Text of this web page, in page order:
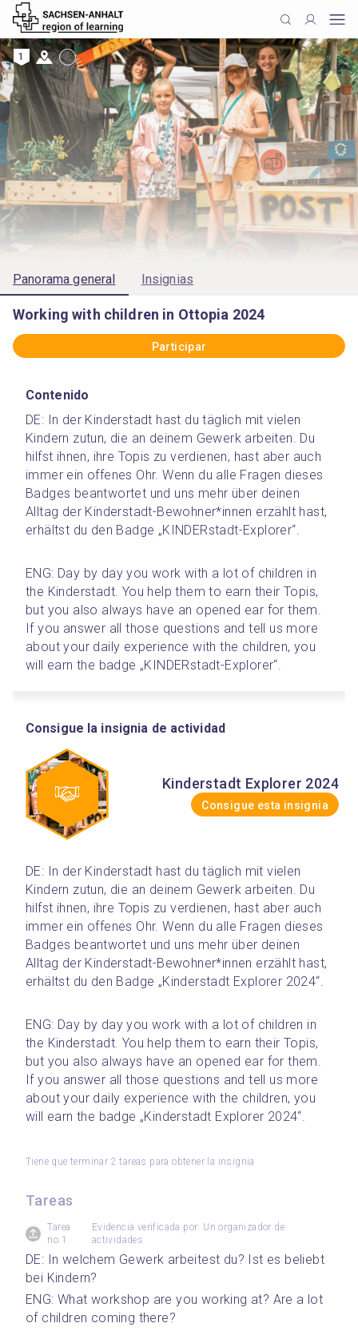
1
Panorama general Insignias
Working with children in Ottopia 2024
Participar
Contenido
DE: In der Kinderstadt hast du täglich mit vielen
Kindern zutun, die an deinem Gewerk arbeiten. Du
hilfst ihnen, ihre Topis zu verdienen, hast aber auch
immer ein offenes Ohr. Wenn du alle Fragen dieses
Badges beantwortet und uns mehr über deinen
Alltag der Kinderstadt-Bewohner*innen erzählt hast,
erhältst du den Badge „KINDERstadt-Explorer“.
ENG: Day by day you work with a lot of children in
the Kinderstadt. You help them to earn their Topis,
but you also always have an opened ear for them.
If you answer all those questions and tell us more
about your daily experience with the children, you
will earn the badge „KINDERstadt-Explorer“.
Consigue la insignia de actividad
Kinderstadt Explorer 2024
Consigue esta insignia
DE: In der Kinderstadt hast du täglich mit vielen
Kindern zutun, die an deinem Gewerk arbeiten. Du
hilfst ihnen, ihre Topis zu verdienen, hast aber auch
immer ein offenes Ohr. Wenn du alle Fragen dieses
Badges beantwortet und uns mehr über deinen
Alltag der Kinderstadt-Bewohner*innen erzählt hast,
erhältst du den Badge „Kinderstadt Explorer 2024“.
ENG: Day by day you work with a lot of children in
the Kinderstadt. You help them to earn their Topis,
but you also always have an opened ear for them.
If you answer all those questions and tell us more
about your daily experience with the children, you
will earn the badge „Kinderstadt Explorer 2024“.
Tiene que terminar 2 tareas para obtener la insignia
Tareas
Tarea
no.1
Evidencia verificada por: Un organizador de
actividades
DE: In welchem Gewerk arbeitest du? Ist es beliebt
bei Kindern?
ENG: What workshop are you working at? Are a lot
of children coming there?